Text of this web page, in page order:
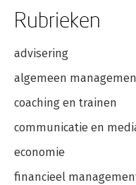
Rubrieken
advisering
algemeen
coaching en trainen
communicatie en
economie
financieel